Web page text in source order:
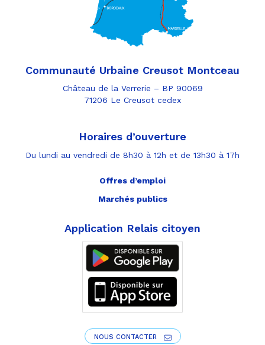
Communauté Urbaine Creusot Montceau
Château de la Verrerie – BP 90069
71206 Le Creusot cedex
Horaires d’ouverture
Du lundi au vendredi de 8h30 à 12h et de 13h30 à 17h
Offres d’emploi
Marchés publics
Application Relais citoyen
NOUS CONTACTER